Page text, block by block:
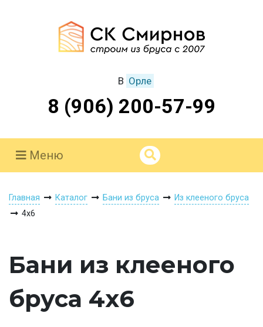
В Орле
8 (906) 200-57-99
Меню
Главная Каталог Бани из бруса
Из клееного бруса
4х6
Бани из клееного
бруса 4х6